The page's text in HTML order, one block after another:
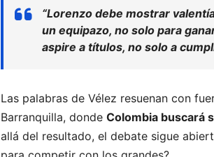
“Lorenzo debe mostrar
un equipazo, no solo para
aspire a títulos, no solo a
Las palabras de Vélez resuenan con
Barranquilla, dondeColombia buscará
allá del resultado, el debate sigue